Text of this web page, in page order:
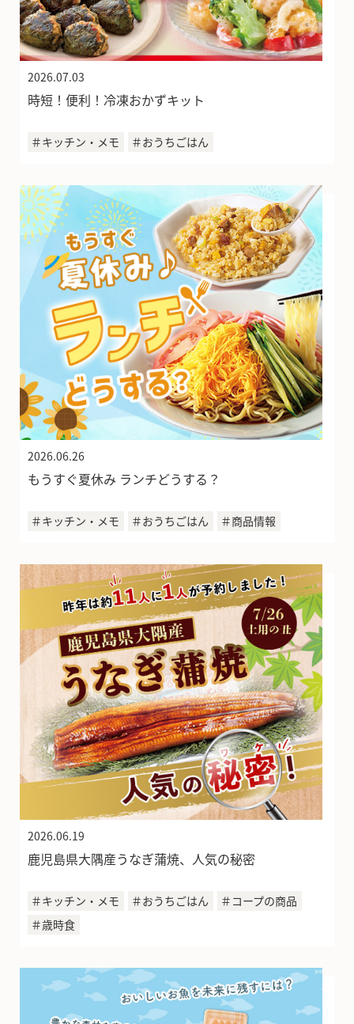
2026.07.03
時短！便利！冷凍おかずキット
＃キッチン・メモ ＃おうちごはん
2026.06.26
もうすぐ夏休み ランチどうする？
＃キッチン・メモ ＃おうちごはん ＃商品情報
2026.06.19
鹿児島県大隅産うなぎ蒲焼、人気の秘密
＃キッチン・メモ ＃おうちごはん
＃コープの商品
＃歳時食